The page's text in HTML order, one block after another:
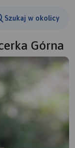
Szukaj w okolicy
Górna